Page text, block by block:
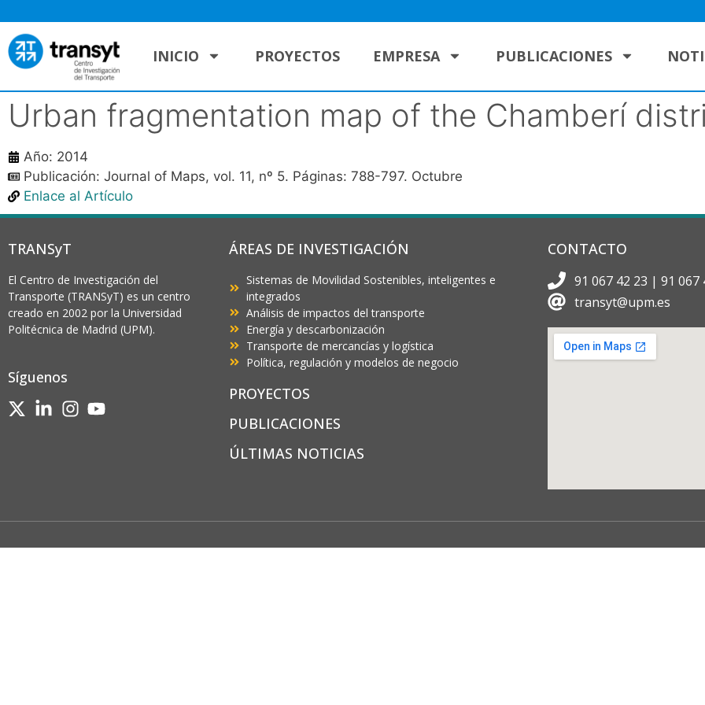
INICIO PROYECTOS EMPRESA PUBLICACIONES
Urban fragmentation map of the Chamberí
Año: 2014
Publicación: Journal of Maps, vol. 11, nº 5. Páginas: 788-797. Octubre
Enlace al Artículo
TRANSyT
El Centro de Investigación del
Transporte (TRANSyT) es un centro
creado en 2002 por la Universidad
Politécnica de Madrid (UPM).
Síguenos
ÁREAS DE INVESTIGACIÓN
Sistemas de Movilidad Sostenibles, inteligentes e
integrados
Análisis de impactos del transporte
Energía y descarbonización
Transporte de mercancías y logística
Política, regulación y modelos de negocio
PROYECTOS
PUBLICACIONES
ÚLTIMAS NOTICIAS
CONTACTO
91 067 42 23 | 91 067
transyt@upm.es